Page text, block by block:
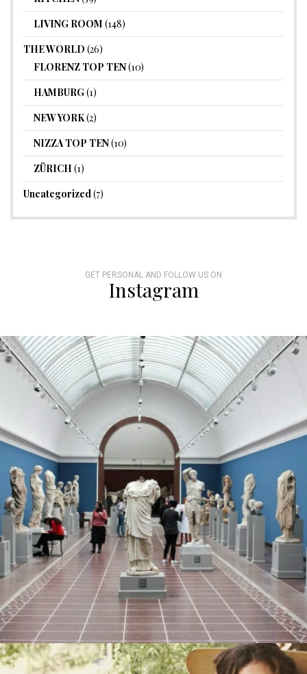
LIVING ROOM (148)
THE WORLD (26)
FLORENZ TOP TEN(10)
HAMBURG(1)
NEW YORK(2)
NIZZA TOP TEN(10)
ZÜRICH (1)
Uncategorized(7)
GET PERSONAL AND FOLLOW US ON
Instagram